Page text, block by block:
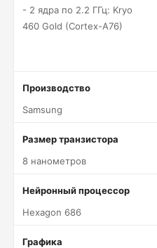
- 2 ядра по 2.2 ГГц: Kryo
460 Gold (Cortex-A76)
Производство
Samsung
Размер транзистора
8 нанометров
Нейронный процессор
Hexagon 686
Графика